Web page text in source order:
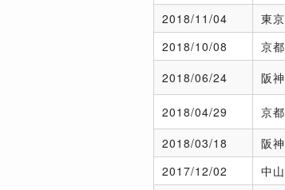
2018/11/04 東京
2018/10/08 京都
2018/06/24 阪神
2018/04/29 京都
2018/03/18 阪神
2017/12/02 中山